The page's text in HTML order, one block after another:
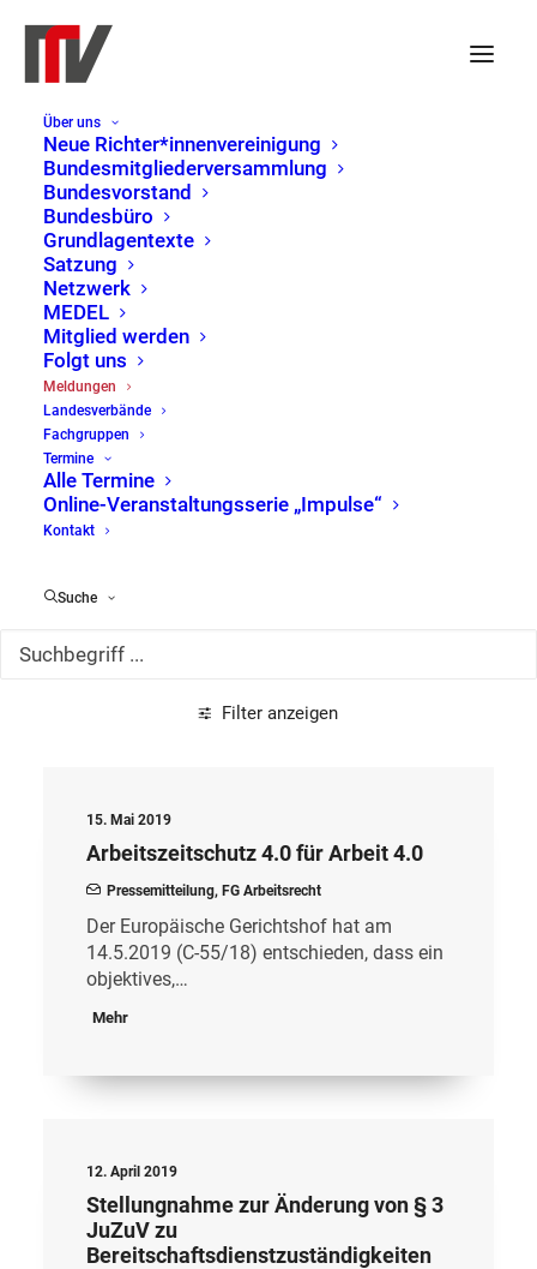
Über uns
Neue Richter*innenvereinigung
Bundesmitgliederversammlung
Bundesvorstand
Bundesbüro
Grundlagentexte
Satzung
Netzwerk
MEDEL
Mitglied werden
Folgt uns
Meldungen
Landesverbände
Fachgruppen
Termine
Alle Termine
Online-Veranstaltungsserie „Impulse“
Kontakt
Suche
Filter anzeigen
15. Mai 2019
Arbeitszeitschutz 4.0 für Arbeit 4.0
Pressemitteilung, FG Arbeitsrecht
Der Europäische Gerichtshof hat am
14.5.2019 (C-55/18) entschieden, dass ein
objektives,…
Mehr
12. April 2019
Stellungnahme zur Änderung von § 3
JuZuV zu
Bereitschaftsdienstzuständigkeiten